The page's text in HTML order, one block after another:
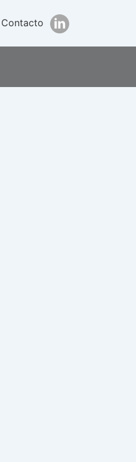
Contacto